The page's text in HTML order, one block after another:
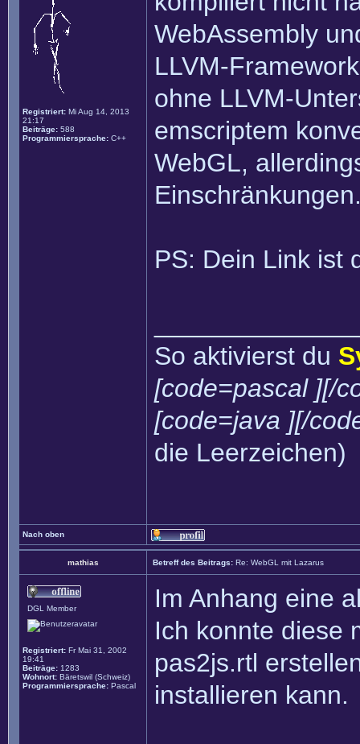
Registriert: Mi Aug 14, 2013
21:17
Beiträge: 588
Programmiersprache: C++
WebAssembly
LLVM-
ohne LLVM-
emscriptem
WebGL,
PS: Dein Link ist
So aktivierst du
[code=pascal ][/
[code=java ][/
die Leerzeichen)
Nach oben
mathias Betreff des Beitrags: Re: WebGL mit Lazarus
DGL Member
Registriert: Fr Mai 31, 2002
19:41
Beiträge: 1283
Wohnort: Bäretswil (Schweiz)
Programmiersprache: Pascal
Im Anhang eine
Ich konnte diese
pas2js.rtl
installieren kann.